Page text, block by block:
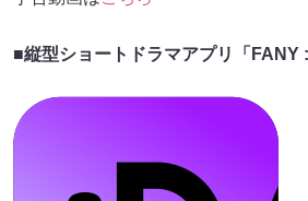
■縦型ショートドラマアプリ「FANY